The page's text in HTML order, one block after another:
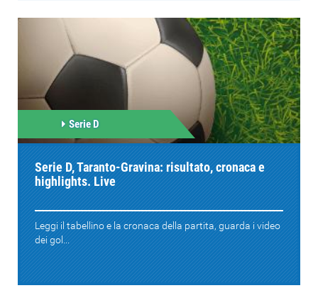
Serie D
Serie D, Taranto-Gravina: risultato, cronaca e
highlights. Live
Leggi il tabellino e la cronaca della partita, guarda i video
dei gol...